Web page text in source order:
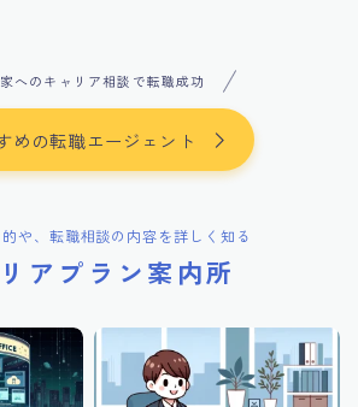
へのキャリア相談で転職成功
めの転職エージェント
や、転職相談の内容を詳しく知る
アプラン案内所